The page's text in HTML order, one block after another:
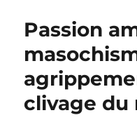
Passion
clivage du